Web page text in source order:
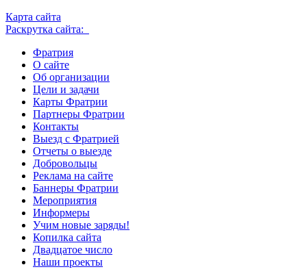
Карта сайта
Раскрутка сайта:
Фратрия
О сайте
Об организации
Цели и задачи
Карты Фратрии
Партнеры Фратрии
Контакты
Выезд с Фратрией
Отчеты о выезде
Добровольцы
Реклама на сайте
Баннеры Фратрии
Мероприятия
Информеры
Учим новые заряды!
Копилка сайта
Двадцатое число
Наши проекты